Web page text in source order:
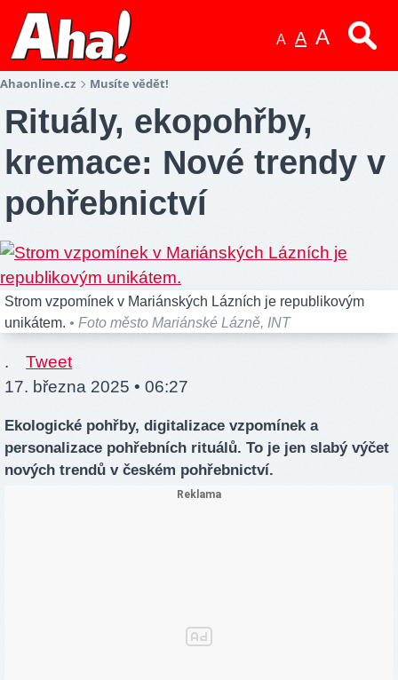
A A A
Ahaonline.cz Musíte vědět!
Rituály, ekopohřby,
kremace: Nové trendy v
pohřebnictví
Strom vzpomínek v Mariánských Lázních je republikovým
unikátem. • Foto město Mariánské Lázně, INT
.
Tweet
17. března 2025 • 06:27
Ekologické pohřby, digitalizace vzpomínek a
personalizace pohřebních rituálů. To je jen slabý výčet
nových trendů v českém pohřebnictví.